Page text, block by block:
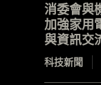
消委會與
加強家用
與資訊交
科技新聞